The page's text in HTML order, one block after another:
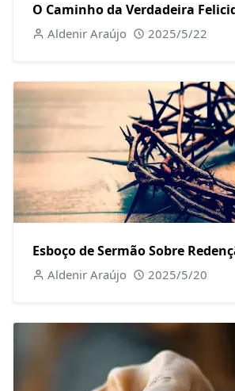
O Caminho da Verdadeira
Aldenir Araújo 2025/5/22
Esboço de Sermão Sobre
Aldenir Araújo 2025/5/20